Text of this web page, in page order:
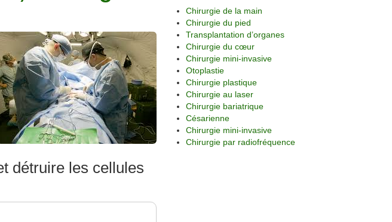
détruire les cellules
Chirurgie de la main
Chirurgie du pied
Transplantation d’organes
Chirurgie du cœur
Chirurgie mini-invasive
Otoplastie
Chirurgie plastique
Chirurgie au laser
Chirurgie bariatrique
Césarienne
Chirurgie mini-invasive
Chirurgie par radiofréquence